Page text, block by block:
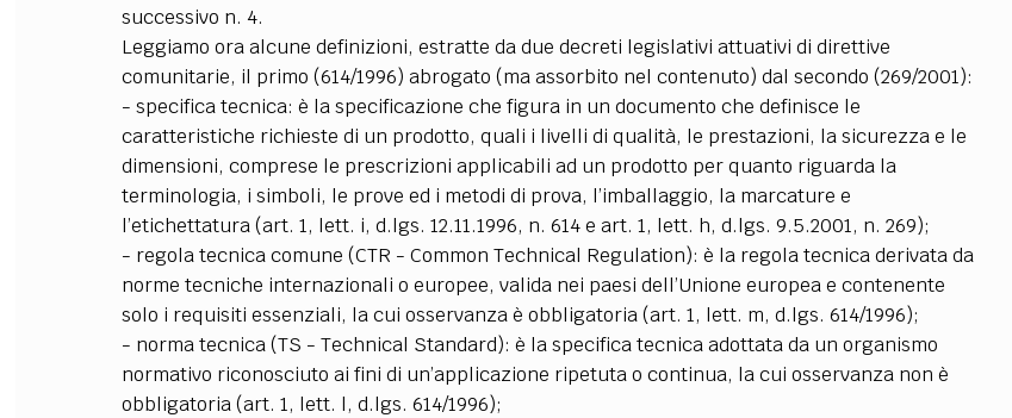
successivo n. 4.
Leggiamo ora alcune definizioni, estratte da due decreti legislativi attuativi di direttive
comunitarie, il primo (614/1996) abrogato (ma assorbito nel contenuto) dal secondo (269/2001):
- specifica tecnica: è la specificazione che figura in un documento che definisce le
caratteristiche richieste di un prodotto, quali i livelli di qualità, le prestazioni, la sicurezza e le
dimensioni, comprese le prescrizioni applicabili ad un prodotto per quanto riguarda la
terminologia, i simboli, le prove ed i metodi di prova, l’imballaggio, la marcature e
l’etichettatura (art. 1, lett. i, d.lgs. 12.11.1996, n. 614 e art. 1, lett. h, d.lgs. 9.5.2001, n. 269);
- regola tecnica comune (CTR - Common Technical Regulation): è la regola tecnica derivata da
norme tecniche internazionali o europee, valida nei paesi dell’Unione europea e contenente
solo i requisiti essenziali, la cui osservanza è obbligatoria (art. 1, lett. m, d.lgs. 614/1996);
- norma tecnica (TS - Technical Standard): è la specifica tecnica adottata da un organismo
normativo riconosciuto ai fini di un’applicazione ripetuta o continua, la cui osservanza non è
obbligatoria (art. 1, lett. l, d.lgs. 614/1996);